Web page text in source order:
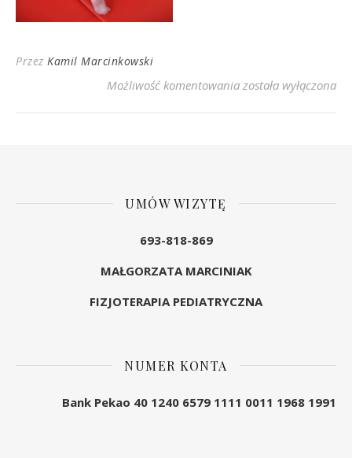
Przez Kamil Marcinkowski
Możliwość komentowania DSC_1336
została wyłączona
UMÓW WIZYTĘ
693-818-869
MAŁGORZATA MARCINIAK
FIZJOTERAPIA PEDIATRYCZNA
NUMER KONTA
Bank Pekao 40 1240 6579 1111 0011 1968 1991